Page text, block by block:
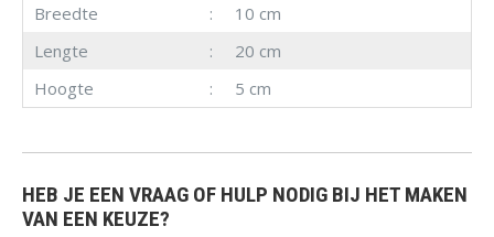
Breedte
10 cm
Lengte
20 cm
Hoogte
5 cm
HEB JE EEN VRAAG OF HULP NODIG BIJ HET MAKEN
VAN EEN KEUZE?